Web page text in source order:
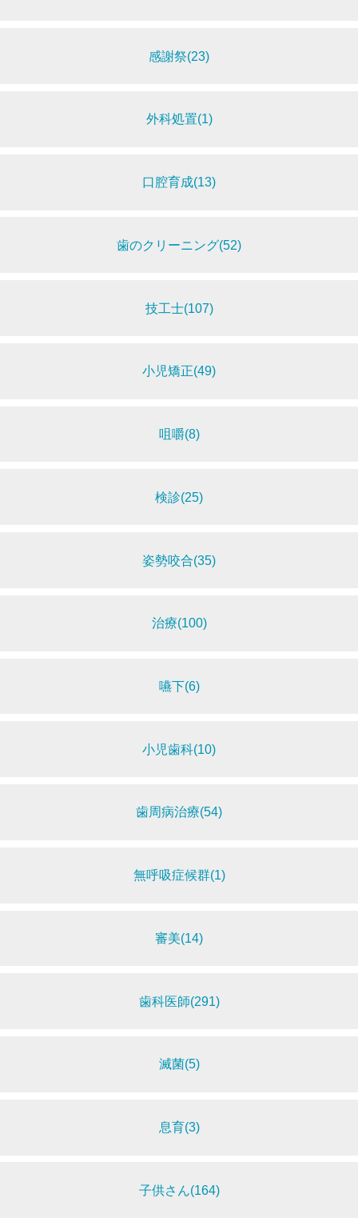
感謝祭(23)
外科処置(1)
口腔育成(13)
歯のクリーニング(52)
技工士(107)
小児矯正(49)
咀嚼(8)
検診(25)
姿勢咬合(35)
治療(100)
嚥下(6)
小児歯科(10)
歯周病治療(54)
無呼吸症候群(1)
審美(14)
歯科医師(291)
滅菌(5)
息育(3)
子供さん(164)